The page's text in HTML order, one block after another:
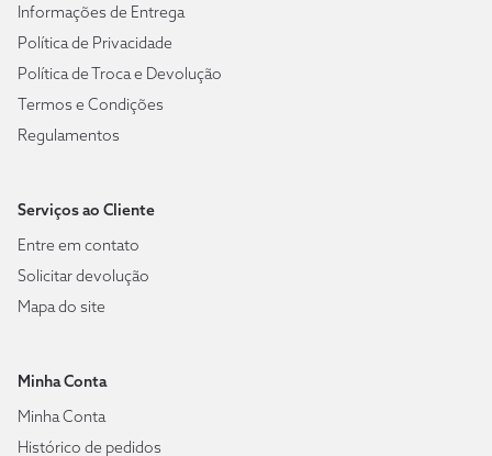
Informações de Entrega
Política de Privacidade
Política de Troca e Devolução
Termos e Condições
Regulamentos
Serviços ao Cliente
Entre em contato
Solicitar devolução
Mapa do site
Minha Conta
Minha Conta
Histórico de pedidos